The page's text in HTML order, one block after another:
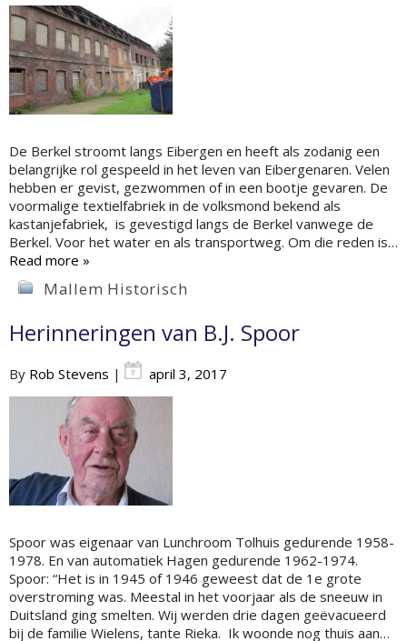
De Berkel stroomt langs Eibergen en heeft als zodanig een
belangrijke rol gespeeld in het leven van Eibergenaren. Velen
hebben er gevist, gezwommen of in een bootje gevaren. De
voormalige textielfabriek in de volksmond bekend als
kastanjefabriek, is gevestigd langs de Berkel vanwege de
Berkel. Voor het water en als transportweg. Om die reden is…
Read more »
Mallem Historisch
Herinneringen van B.J. Spoor
By Rob Stevens | april 3, 2017
Spoor was eigenaar van Lunchroom Tolhuis gedurende 1958-
1978. En van automatiek Hagen gedurende 1962-1974.
Spoor: “Het is in 1945 of 1946 geweest dat de 1e grote
overstroming was. Meestal in het voorjaar als de sneeuw in
Duitsland ging smelten. Wij werden drie dagen geëvacueerd
bij de familie Wielens, tante Rieka. Ik woonde nog thuis aan…